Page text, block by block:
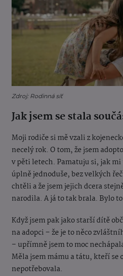
Zdroj: Rodinná síť
Jak jsem se stala
Moji rodiče si mě vzali z
necelý rok. O tom, že jsem
v pěti letech. Pamatuju si, jak
úplně jednoduše, bez velkých
chtěli a že jsem jejich dcera
narodila. A já to tak brala. Bylo
Když jsem pak jako starší dítě
na adopci – že je to něco
– upřímně jsem to moc
Měla jsem mámu a tátu, kteří se
nepotřebovala.